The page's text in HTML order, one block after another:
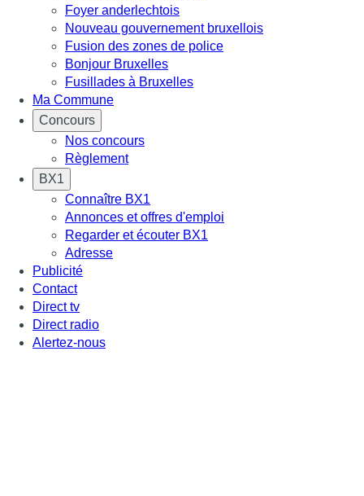
Foyer anderlechtois
Nouveau gouvernement bruxellois
Fusion des zones de police
Bonjour Bruxelles
Fusillades à Bruxelles
Ma Commune
Concours
Nos concours
Règlement
BX1
Connaître BX1
Annonces et offres d'emploi
Regarder et écouter BX1
Adresse
Publicité
Contact
Direct tv
Direct radio
Alertez-nous